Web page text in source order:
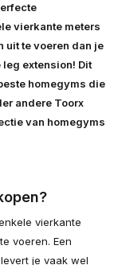
vierkante meters
uit te voeren dan je
extension! Dit
homegyms die
andere Toorx
van homegyms
vierkante
voeren. Een
je vaak wel